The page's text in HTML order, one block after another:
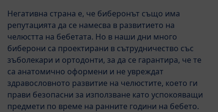
Негативна страна е, че биберонът също има
репутацията да се намесва в развитието на
челюстта на бебетата. Но в наши дни много
биберони са проектирани в сътрудничество със
зъболекари и ортодонти, за да се гарантира, че те
са анатомично оформени и не увреждат
здравословното развитие на челюстите, което ги
прави безопасни за използване като успокояващи
предмети по време на ранните години на бебето.